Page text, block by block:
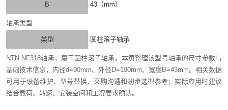
B 43（mm）
轴承类型
类型 圆柱滚子轴承
NTN NF318轴承，属于圆柱滚子轴承。本页整理该型号轴承的尺寸参数与
基础技术信息，内径d=90mm、外径D=190mm、宽度B=43mm。相关数据
可用于设备维护、型号替换、采购沟通和初步选型参考；实际应用时建议
结合载荷、转速、安装空间和工况要求确认。